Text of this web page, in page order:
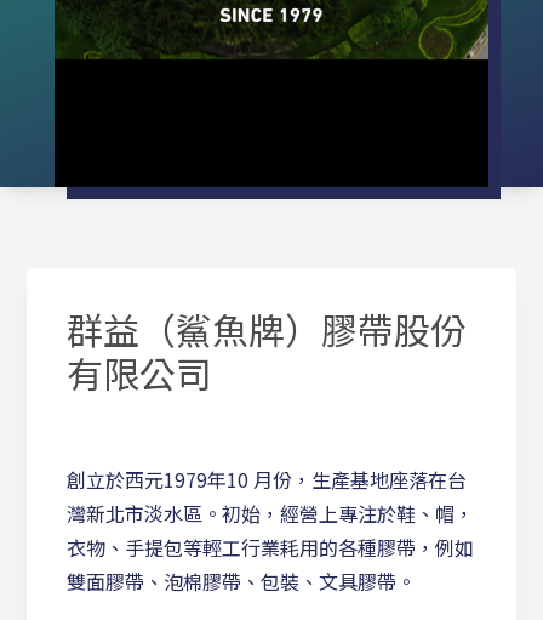
群益（鯊魚牌）膠帶股份
有限公司
創立於西元1979年10 月份，生產基地座落在台
灣新北市淡水區。初始，經營上專注於鞋、帽，
衣物、手提包等輕工行業耗用的各種膠帶，例如
雙面膠帶、泡棉膠帶、包裝、文具膠帶。